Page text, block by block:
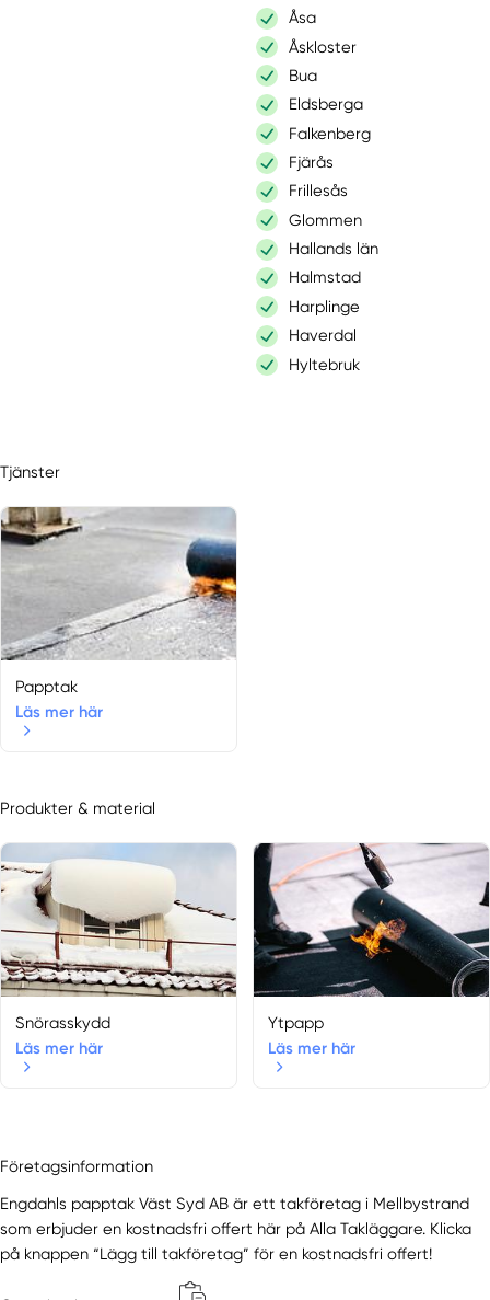
Åsa
Åskloster
Bua
Eldsberga
Falkenberg
Fjärås
Frillesås
Glommen
Hallands län
Halmstad
Harplinge
Haverdal
Hyltebruk
Skåne län
Båstad
Åhus
Alnarp
Anderslöv
Ängelholm
Annelöv
Arlöv
Barsebäck
Billeberga
Billesholm
Tjänster
Papptak
Läs mer här
Produkter & material
Snörasskydd
Läs mer här
Ytpapp
Läs mer här
Företagsinformation
Engdahls papptak Väst Syd AB är ett takföretag i Mellbystrand
som erbjuder en kostnadsfri offert här på Alla Takläggare. Klicka
på knappen “Lägg till takföretag” för en kostnadsfri offert!